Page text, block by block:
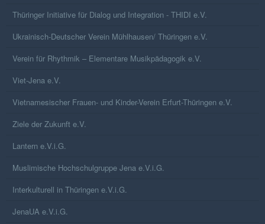
Thüringer Initiative für Dialog und Integration - THIDI e.V.
Ukrainisch-Deutscher Verein Mühlhausen/ Thüringen e.V.
Verein für Rhythmik – Elementare Musikpädagogik e.V.
Viet-Jena e.V.
Vietnamesischer Frauen- und Kinder-Verein Erfurt-Thüringen e.V.
Ziele der Zukunft e.V.
Lantern e.V.i.G.
Muslimische Hochschulgruppe Jena e.V.i.G.
Interkulturell in Thüringen e.V.i.G.
JenaUA e.V.i.G.